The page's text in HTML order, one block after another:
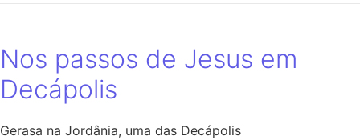
Nos passos de Jesus em
Decápolis
Gerasa na Jordânia, uma das Decápolis